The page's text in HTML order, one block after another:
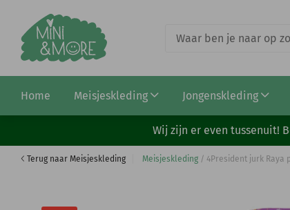
Home Meisjeskleding Jongenskleding
Wij zijn er even tussenuit!
Terug naar Meisjeskleding Meisjeskleding / 4President jurk Raya
€ 29,95 € 14,97